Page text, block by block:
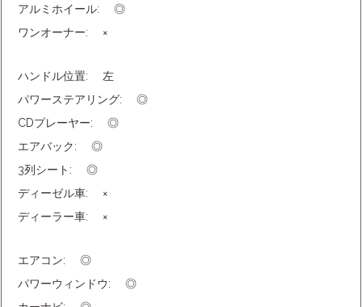
アルミホイール: ◎
ワンオーナー: ×
ハンドル位置: 左
パワーステアリング: ◎
CDプレーヤー: ◎
エアバック: ◎
3列シート: ◎
ディーゼル車: ×
ディーラー車: ×
エアコン: ◎
パワーウィンドウ: ◎